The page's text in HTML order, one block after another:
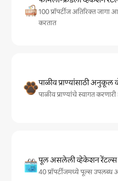
100 प्रॉपर्टीज अतिरिक्त
करतात
पाळीव प्राण्यांसाठी
पाळीव प्राण्यांचे स्वागत
पूल असलेली व्हेकेशन रेंटल्स
40 प्रॉपर्टीजमध्ये पूल्स